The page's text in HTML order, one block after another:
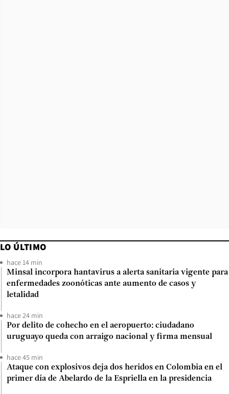
LO ÚLTIMO
hace 14 min
Minsal incorpora hantavirus a alerta sanitaria vigente para
enfermedades zoonóticas ante aumento de casos y
letalidad
hace 24 min
Por delito de cohecho en el aeropuerto: ciudadano
uruguayo queda con arraigo nacional y firma mensual
hace 45 min
Ataque con explosivos deja dos heridos en Colombia en el
primer día de Abelardo de la Espriella en la presidencia